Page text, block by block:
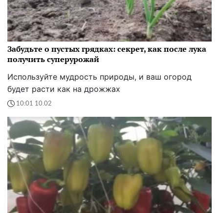
Забудьте о пустых грядках: секрет, как после лука
получить суперурожай
Используйте мудрость природы, и ваш огород
будет расти как на дрожжах
10:01 10.02